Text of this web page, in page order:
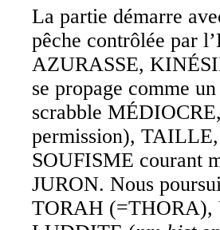
La partie démarre
pêche contrôlée par
AZURASSE,
se propage comme
scrabble
permission),
SOUFISME courant
JURON. Nous
TORAH (=THORA),